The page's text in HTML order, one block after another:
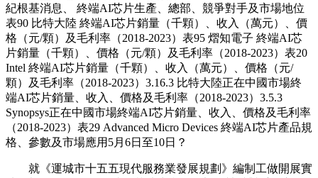
紀根基消息、 終端AI芯片生產、總部、競爭對手及市場地位
表90 比特大陸 終端AI芯片銷量（千顆）、收入（萬元）、價
格（元/顆）及毛利率（2018-2023）表95 熠知電子 終端AI芯
片銷量（千顆）、價格（元/顆）及毛利率（2018-2023）表20
Intel 終端AI芯片銷量（千顆）、收入（萬元）、價格（元/
顆）及毛利率（2018-2023）3.16.3 比特大陸正在中國市場終
端AI芯片銷量、收入、價格及毛利率（2018-2023）3.5.3
Synopsys正在中國市場終端AI芯片銷量、收入、價格及毛利率
（2018-2023）表29 Advanced Micro Devices 終端AI芯片產品規
格、參數及市場應用5月6日至10日？
就《運城市十五五現代服務業發展規劃》編制工做開展實